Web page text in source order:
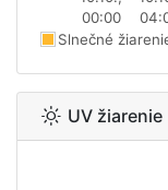
00:00
Slnečné
UV žiarenie